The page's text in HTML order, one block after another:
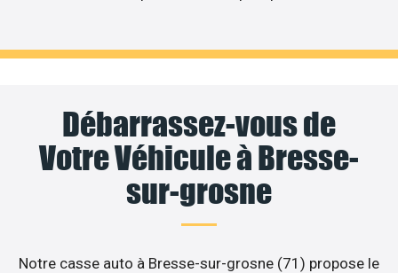
Débarrassez-vous de
Votre Véhicule à Bresse-
sur-grosne
Notre casse auto à Bresse-sur-grosne (71) propose le